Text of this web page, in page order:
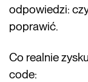
odpowiedzi:
poprawić.
Co realnie
code: